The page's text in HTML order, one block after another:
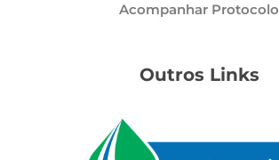
Acompanhar Protocolo
Outros Links